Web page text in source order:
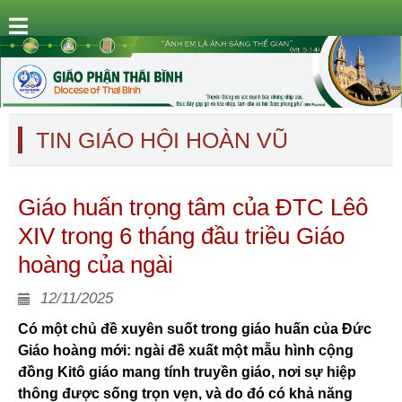
TIN GIÁO HỘI HOÀN VŨ
Giáo huấn trọng tâm của ĐTC Lêô
XIV trong 6 tháng đầu triều Giáo
hoàng của ngài
12/11/2025
Có một chủ đề xuyên suốt trong giáo huấn của Đức
Giáo hoàng mới: ngài đề xuất một mẫu hình cộng
đồng Kitô giáo mang tính truyền giáo, nơi sự hiệp
thông được sống trọn vẹn, và do đó có khả năng